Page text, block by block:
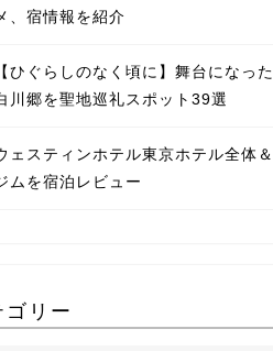
、宿情報を紹介
【ひぐらしのなく頃に】舞台になった
川郷を聖地巡礼スポット39選
ェスティンホテル東京ホテル全体＆
ムを宿泊レビュー
ゴリー